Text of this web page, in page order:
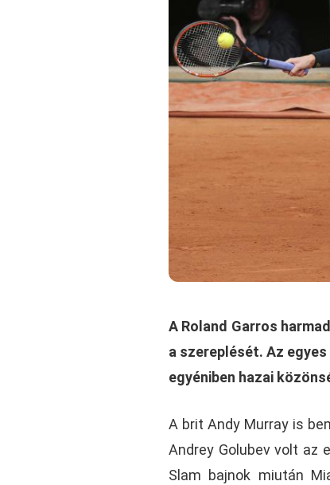
A Roland Garros
a szereplését. Az
egyéniben hazai
A brit Andy Murray is
Andrey Golubev volt az
Slam bajnok miután